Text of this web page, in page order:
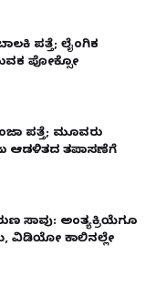
ಪತ್ತೆ; ಲೈಂಗಿಕ
ಪೋಕ್ಸೋ
ಪತ್ತೆ; ಮೂವರು
ಆಡಳಿತದ ತಪಾಸಣೆಗೆ
ಸಾವು: ಅಂತ್ಯಕ್ರಿಯೆಗೂ
ವಿಡಿಯೋ ಕಾಲಿನಲ್ಲೇ